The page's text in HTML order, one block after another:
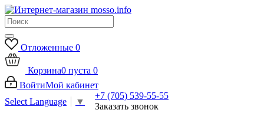
Отложенные 0
Корзина0 пуста 0
ВойтиМой кабинет
Select Language
▼
+7 (705) 539-55-55
Заказать звонок